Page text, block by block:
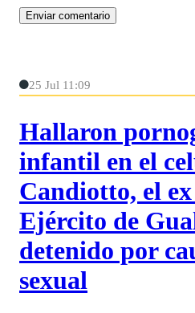
25 Jul 11:09
Hallaron
infantil en el
Candiotto, el
Ejército de
detenido por
sexual